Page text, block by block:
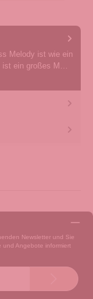
Melody ist wie ein
ist ein großes M…
Newsletter und Sie
Angebote informiert